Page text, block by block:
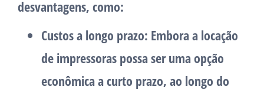
desvantagens, como:
Custos a longo prazo: Embora a locação
de impressoras possa ser uma opção
econômica a curto prazo, ao longo do